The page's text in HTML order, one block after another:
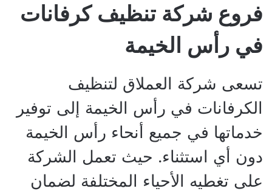
فروع شركة تنظيف كرفانات
في رأس الخيمة
تسعى شركة العملاق لتنظيف
الكرفانات في رأس الخيمة إلى توفير
خدماتها في جميع أنحاء رأس الخيمة
دون أي استثناء. حيث تعمل الشركة
على تغطيه الأحياء المختلفة لضمان